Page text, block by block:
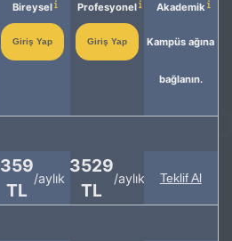
Bireysel
Giriş Yap
Profesyonel
Giriş Yap
Akademik
Kampüs ağına
bağlanın.
359
TL
/aylık
3529
TL
/aylık Teklif Al